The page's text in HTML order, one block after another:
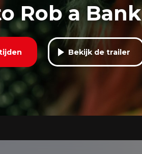
Rob a Bank
Bekijk de trailer